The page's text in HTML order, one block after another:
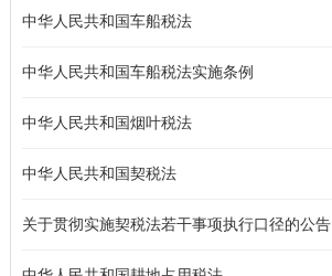
中华人民共和国车船税法
中华人民共和国车船税法实施条例
中华人民共和国烟叶税法
中华人民共和国契税法
关于贯彻实施契税法若干事项执行口径的公告